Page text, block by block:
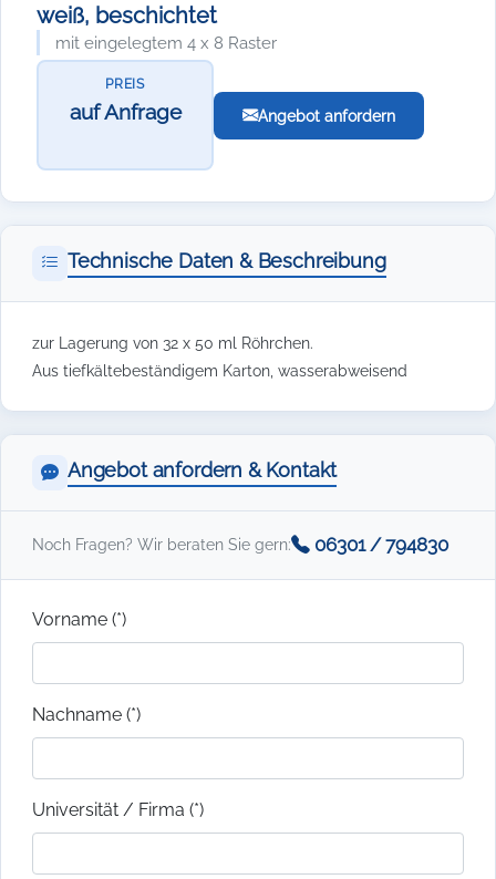
weiß, beschichtet
mit eingelegtem 4 x 8 Raster
PREIS
auf Anfrage Angebot anfordern
Technische Daten & Beschreibung
zur Lagerung von 32 x 50 ml Röhrchen.
Aus tiefkältebeständigem Karton, wasserabweisend
Angebot anfordern & Kontakt
Noch Fragen? Wir beraten Sie gern: 06301 / 794830
Vorname (*)
Nachname (*)
Universität / Firma (*)